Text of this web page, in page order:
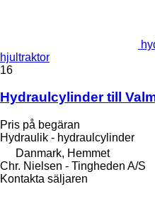
hjultraktor
16
Hydraulcylinder till
Pris på begäran
Hydraulik - hydraulcylinder
Danmark, Hemmet
Chr. Nielsen - Tingheden A/S
Kontakta säljaren